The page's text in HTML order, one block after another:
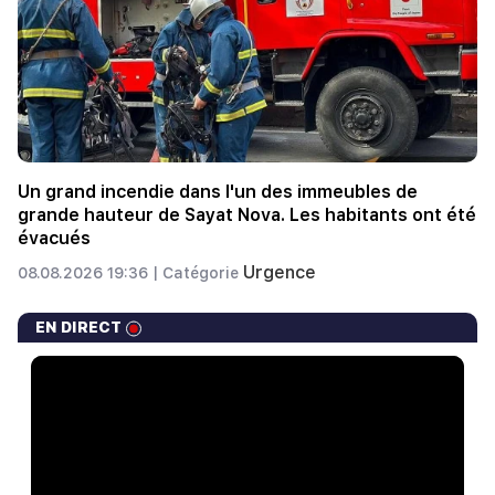
Un grand incendie dans l'un des immeubles de
grande hauteur de Sayat Nova. Les habitants ont été
évacués
08.08.2026 19:36 | Catégorie Urgence
EN DIRECT